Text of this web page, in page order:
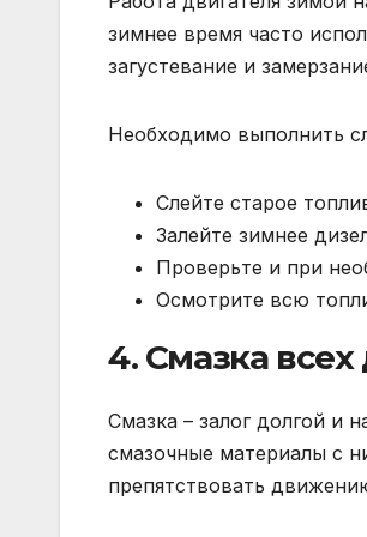
зимнее время часто
загустевание и
Необходимо выполнить
Слейте старое
Залейте зимнее
Проверьте и при
Осмотрите всю
4. Смазка
Смазка – залог долгой и
смазочные материалы с
препятствовать